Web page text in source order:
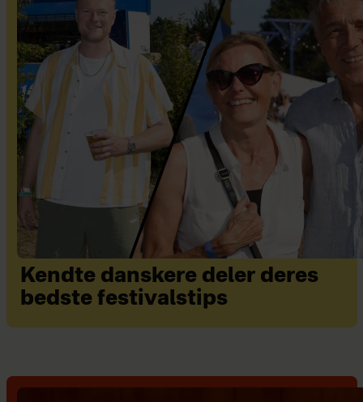
Kendte danskere deler deres
bedste festivalstips